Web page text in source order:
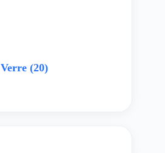
Verre(20)